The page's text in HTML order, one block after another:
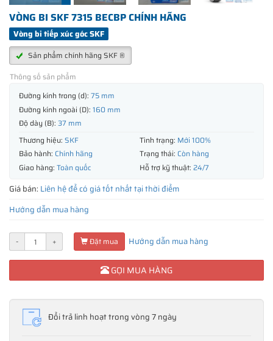
VÒNG BI SKF 7315 BECBP CHÍNH HÃNG
Vòng bi tiếp xúc góc SKF
Sản phẩm chính hãng SKF ®
Thông số sản phẩm
Đường kính trong (d): 75 mm
Đường kính ngoài (D): 160 mm
Độ dày (B): 37 mm
Thương hiệu: SKF Tình trạng: Mới 100%
Bảo hành: Chính hãng Trạng thái: Còn hàng
Giao hàng: Toàn quốc Hỗ trợ kỹ thuật: 24/7
Giá bán: Liên hệ để có giá tốt nhất tại thời điểm
Hướng dẫn mua hàng
- + Đặt mua Hướng dẫn mua hàng
GỌI MUA HÀNG
Đổi trả linh hoạt trong vòng 7 ngày